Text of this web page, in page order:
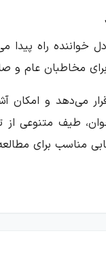
خواننده راه
مخاطبان عام و
می‌دهد و
طیف متنوعی
مناسب برای